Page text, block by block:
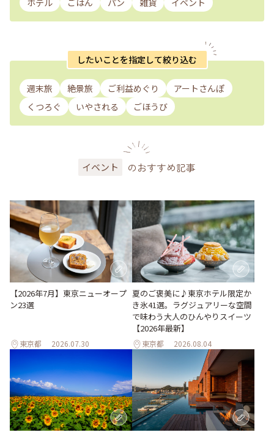
ホテル ごはん パン 雑貨 イベント
したいことを指定して絞り込む
週末旅 絶景旅 ご利益めぐり
アートさんぽ
くつろぐ
いやされる ごほうび
イベント のおすすめ記事
【2026年7月】東京ニューオープ
ン23選
東京都 2026.07.30
夏のご褒美に♪東京ホテル限定か
き氷41選。ラグジュアリーな空間
で味わう大人のひんやりスイーツ
【2026年最新】
東京都 2026.08.04